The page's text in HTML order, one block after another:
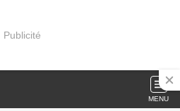
Publicité
MENU